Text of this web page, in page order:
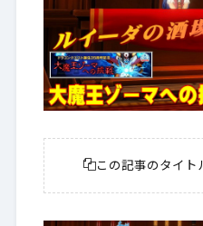
この記事のタイト